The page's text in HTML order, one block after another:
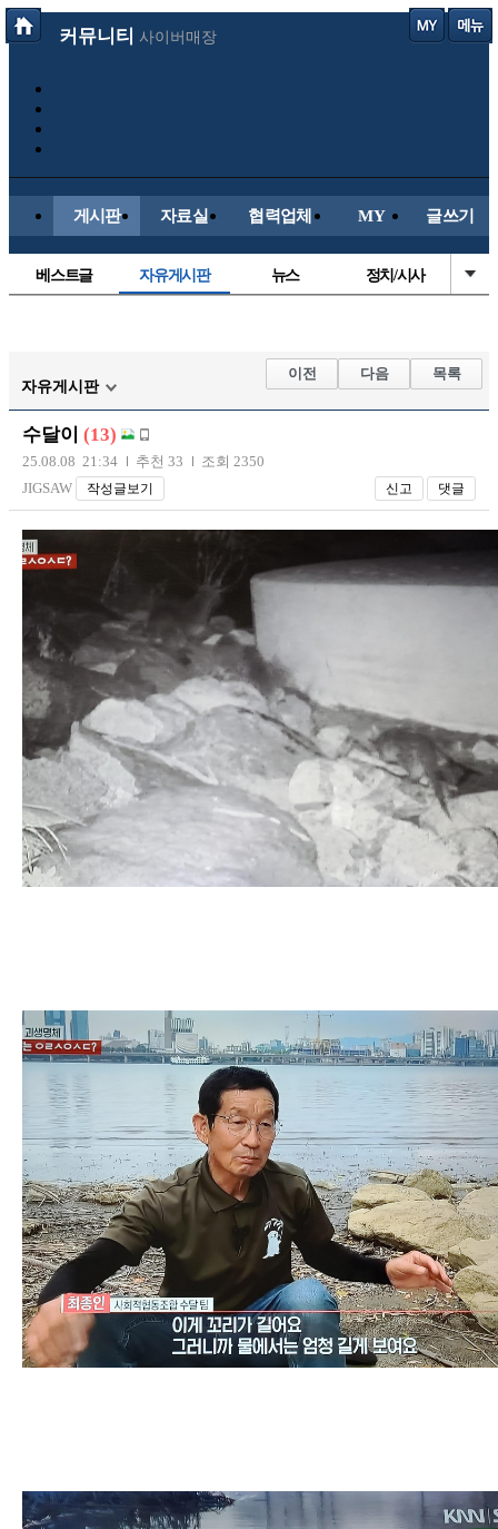
커뮤니티 사이버매장
게시판 자료실 협력업체 MY 글쓰기
베스트글 자유게시판 뉴스 정치/시사
해외축구
국내축구
자유게시판
이전 다음 목록
수달이 (13)
25.08.08 21:34 추천 33
조회 2350
JIGSAW
작성글보기 신고 댓글